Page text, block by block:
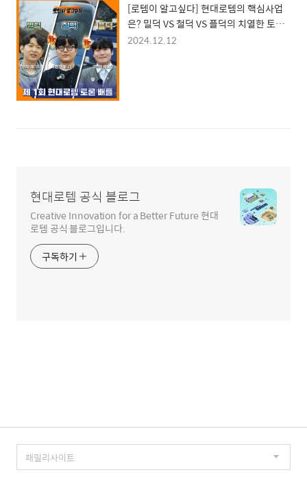
[로템이 알고싶다] 현대로템의 핵심사업
은? 밀덕 VS 철덕 VS 플덕의 치열한 토론
배틀!!
2024.12.12
현대로템 공식 블로그
Creative Innovation for a Better Future 현대
로템 공식 블로그입니다.
구독하기